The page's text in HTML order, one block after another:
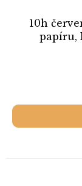
10h
papíru,